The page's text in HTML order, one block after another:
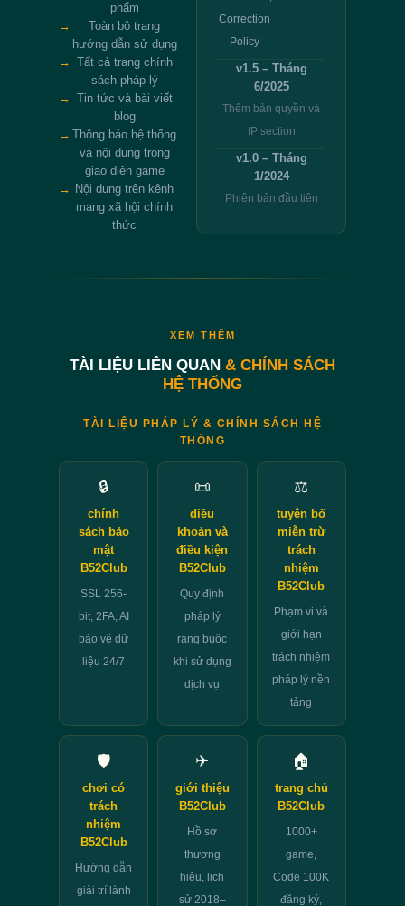
phẩm
→
Toàn bộ trang
hướng dẫn sử dụng
→ Tất cả trang chính
sách pháp lý
→ Tin tức và bài viết
blog
→ Thông báo hệ thống
và nội dung trong
giao diện game
→ Nội dung trên kênh
mạng xã hội chính
thức
Correction
Policy
v1.5 – Tháng
6/2025
Thêm bản quyền và
IP section
v1.0 – Tháng
1/2024
Phiên bản đầu tiên
XEM THÊM
TÀI LIỆU LIÊN QUAN & CHÍNH SÁCH
HỆ THỐNG
TÀI LIỆU PHÁP LÝ & CHÍNH SÁCH HỆ
THỐNG
🔒
chính
sách bảo
mật
B52Club
SSL 256-
bit, 2FA, AI
bảo vệ dữ
liệu 24/7
📜
điều
khoản và
điều kiện
B52Club
Quy định
pháp lý
ràng buộc
khi sử dụng
dịch vụ
⚖️
tuyên bố
miễn trừ
trách
nhiệm
B52Club
Phạm vi và
giới hạn
trách nhiệm
pháp lý nền
tảng
🛡️
chơi có
trách
nhiệm
B52Club
Hướng dẫn
giải trí lành
✈
giới thiệu
B52Club
Hồ sơ
thương
hiệu, lịch
sử 2018–
🏠
trang chủ
B52Club
1000+
game,
Code 100K
đăng ký,